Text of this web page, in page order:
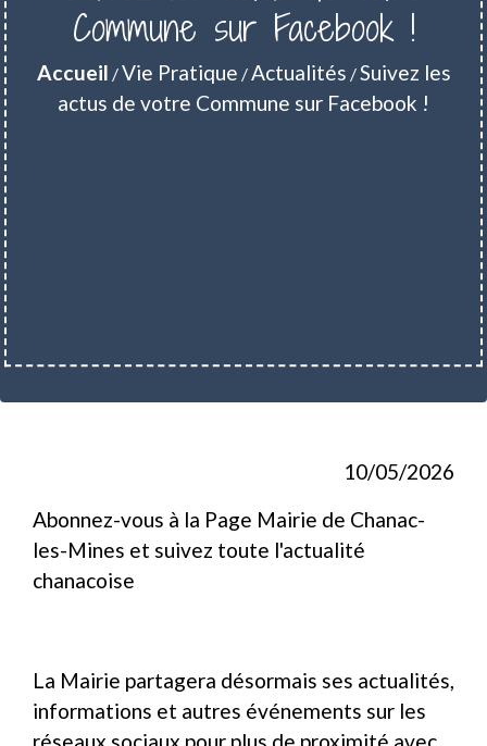
Commune sur Facebook !
Accueil /Vie Pratique /Actualités /Suivez les
actus de votre Commune sur Facebook !
10/05/2026
Abonnez-vous à la Page Mairie de Chanac-
les-Mines et suivez toute l'actualité
chanacoise
La Mairie partagera désormais ses actualités,
informations et autres événements sur les